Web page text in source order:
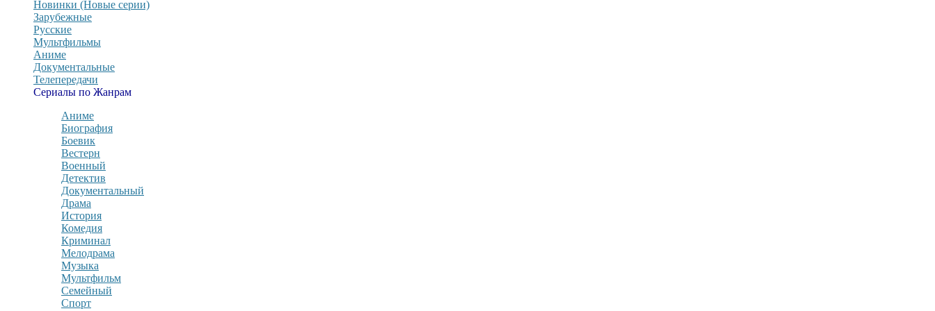
Новинки (Новые серии)
Зарубежные
Русские
Мультфильмы
Аниме
Документальные
Телепередачи
Сериалы по Жанрам
Аниме
Биография
Боевик
Вестерн
Военный
Детектив
Документальный
Драма
История
Комедия
Криминал
Мелодрама
Музыка
Мультфильм
Семейный
Спорт